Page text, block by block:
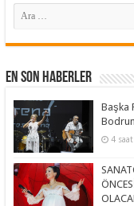
En Son Haberler
Başka
4